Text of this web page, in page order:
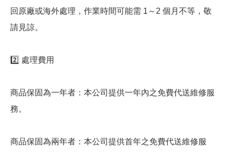
回原廠或海外處理，作業時間可能需 1～2 個月不等，敬
請見諒。
2️⃣ 處理費用
商品保固為一年者：本公司提供一年內之免費代送維修服
務。
商品保固為兩年者：本公司提供首年之免費代送維修服